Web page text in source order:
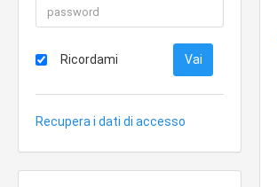
Ricordami
Recupera i dati di accesso